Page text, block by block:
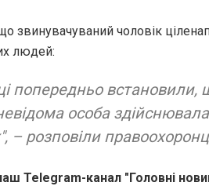
звинувачуваний чоловік
людей:
попередньо встановили,
особа
– розповіли
Telegram-канал "Головні